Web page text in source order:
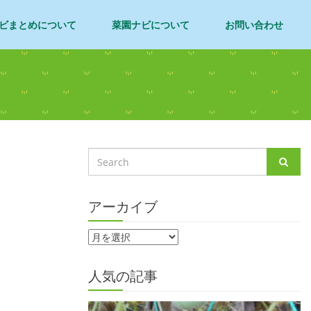
まとめについて 菜園ナビについて お問い合わせ
アーカイブ
人気の記事